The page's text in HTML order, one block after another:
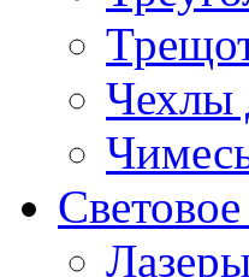
Чехлы